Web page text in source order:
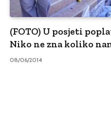
(FOTO) U posjeti
Niko ne zna koliko
08/06/2014